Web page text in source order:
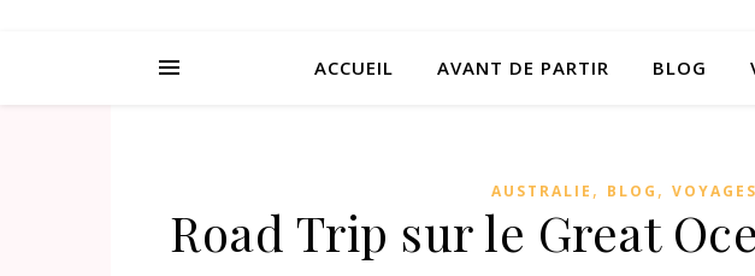
ACCUEIL AVANT DE PARTIR BLOG
AUSTRALIE , BLOG , VOYAGES
Road Trip sur le Great